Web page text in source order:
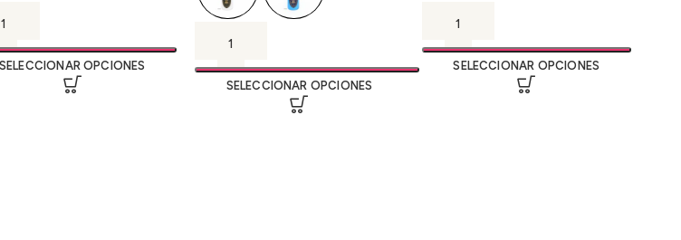
SELECCIONAR OPCIONES
SELECCIONAR OPCIONES
SELECCIONAR OPCIONES